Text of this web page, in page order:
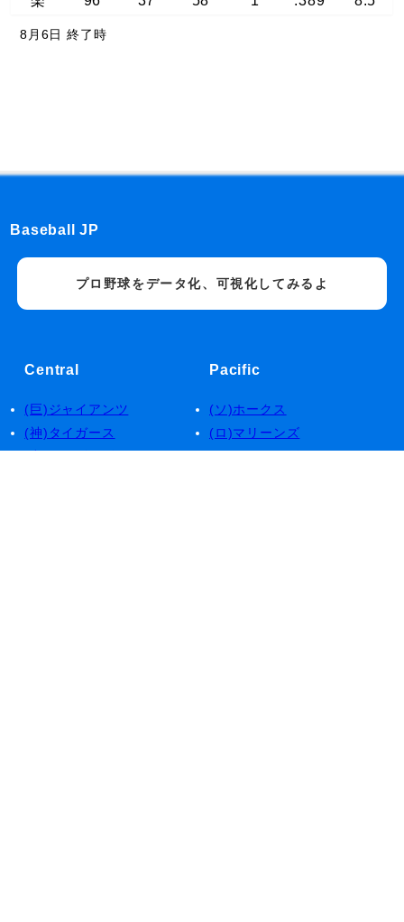
8月6日 終了時
Baseball JP
プロ野球をデータ化、可視化してみるよ
Central
(巨)ジャイアンツ
(神)タイガース
Pacific
(ソ)ホークス
(ロ)マリーンズ